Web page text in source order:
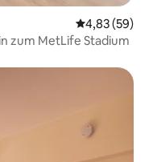
4,83 (59)
zum MetLife Stadium